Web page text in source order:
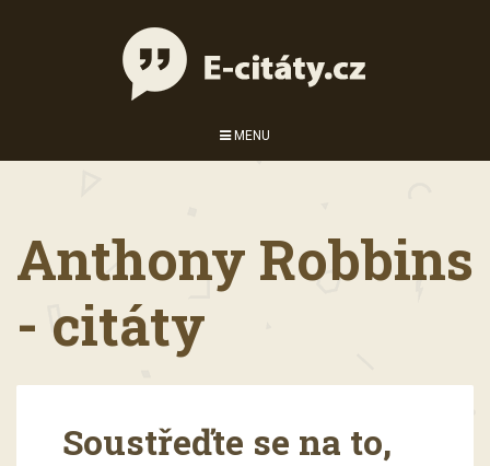
MENU
Anthony Robbins
- citáty
Soustřeďte se na to,